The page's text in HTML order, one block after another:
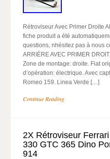
Rétroviseur Avec Primer Droite
fiche produit a été
questions, nhésitez pas à nous
ARRIÈRE AVEC PRIMER
Zone de montage: droite. Fiat
d’opération: électrique. Avec
Romeo 159. Linea Verde […]
Continue Reading
2X Rétroviseur
330 GTC 365 Dino
914